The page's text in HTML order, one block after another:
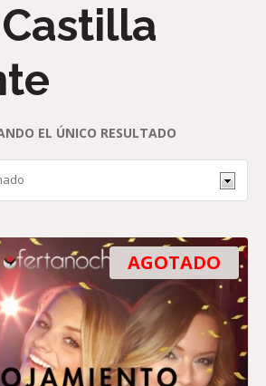
EL ÚNICO RESULTADO
AGOTADO